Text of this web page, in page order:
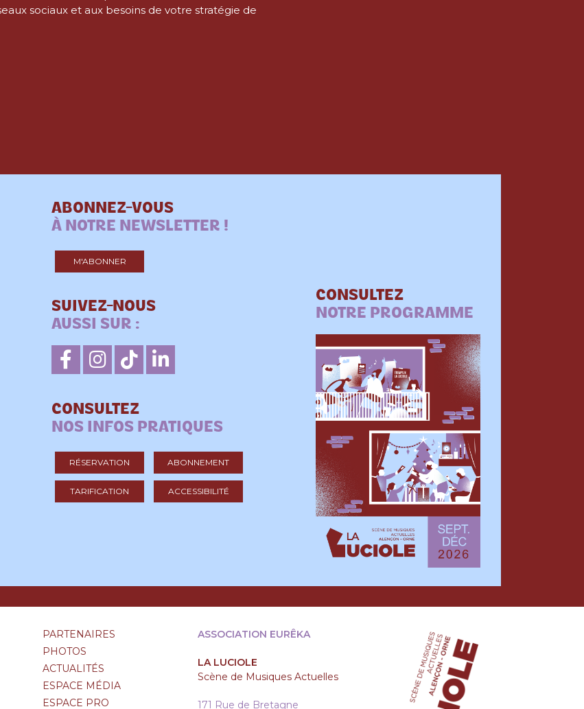
sociaux et aux besoins de votre stratégie de
ABONNEZ-VOUS
À NOTRE NEWSLETTER !
M'ABONNER
SUIVEZ-NOUS
AUSSI SUR :
CONSULTEZ
NOS INFOS PRATIQUES
RÉSERVATION ABONNEMENT
TARIFICATION ACCESSIBILITÉ
CONSULTEZ
NOTRE PROGRAMME
PARTENAIRES
PHOTOS
ACTUALITÉS
ESPACE MÉDIA
ESPACE PRO
ASSOCIATION EURÊKA
LA LUCIOLE
Scène de Musiques Actuelles
171 Rue de Bretagne